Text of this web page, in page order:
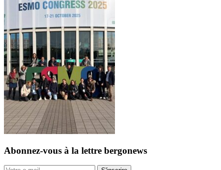
Abonnez-vous à la lettre bergonews